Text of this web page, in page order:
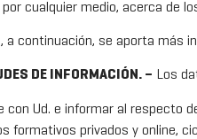
cualquier medio, acerca de
a continuación, se aporta más
DE INFORMACIÓN. – Los
con Ud. e informar al respecto
formativos privados y online,